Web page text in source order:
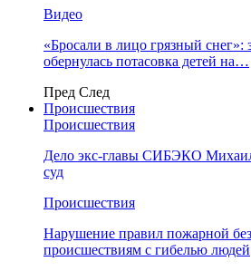
Видео
«Бросали в лицо грязный
обернулась потасовка детей на…
Пред След
Происшествия
Происшествия
Дело экс-главы СИБЭКО
суд
Происшествия
Нарушение правил пожарной
происшествиям с гибелью людей